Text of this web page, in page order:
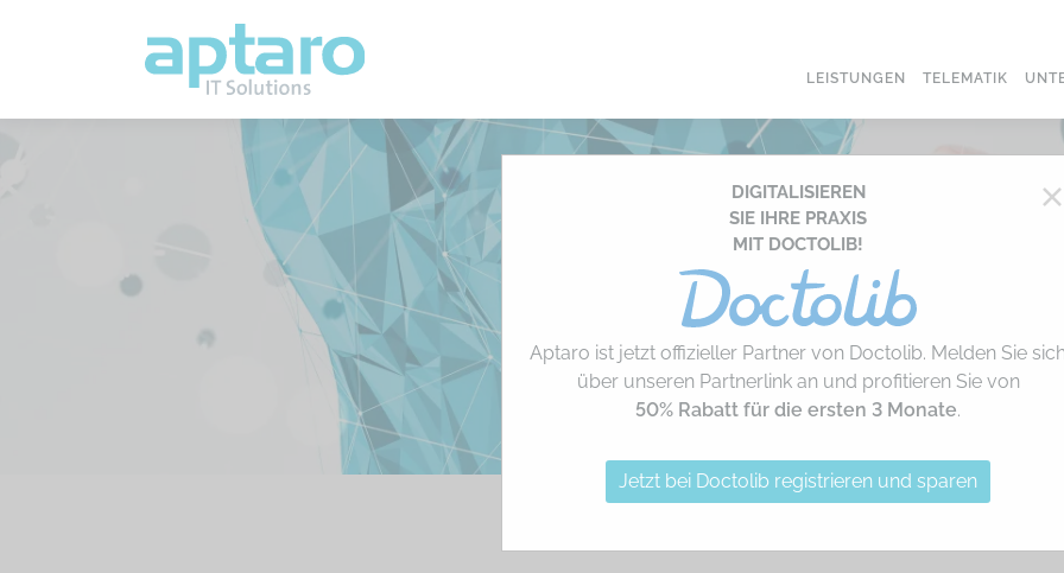
LEISTUNGEN TELEMATIK
DIGITALISIEREN
SIE IHRE PRAXIS
MIT DOCTOLIB!
Aptaro ist jetzt offizieller Partner von Doctolib. Melden Sie sich
über unseren Partnerlink an und profitieren Sie von
50% Rabatt für die ersten 3 Monate.
Jetzt bei Doctolib registrieren und sparen